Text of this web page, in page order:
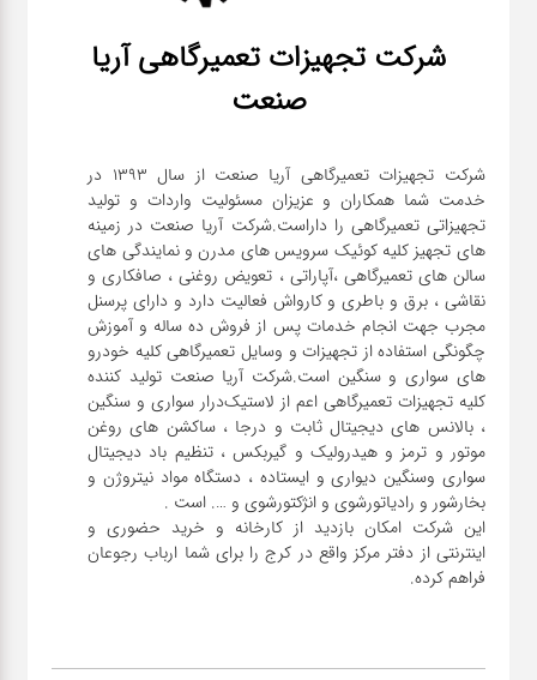
شرکت تجهیزات تعمیرگاهی آریا
صنعت
شرکت تجهیزات تعمیرگاهی آریا صنعت از سال ۱۳۹۳ در
خدمت شما همکاران و عزیزان مسئولیت واردات و تولید
تجهیزاتی تعمیرگاهی را داراست.شرکت آریا صنعت در زمینه
های تجهیز کلیه کوئیک سرویس های مدرن و نمایندگی های
سالن های تعمیرگاهی ،آپاراتی ، تعویض روغنی ، صافکاری و
نقاشی ، برق و باطری و کارواش فعالیت دارد و دارای پرسنل
مجرب جهت انجام خدمات پس از فروش ده ساله و آموزش
چگونگی استفاده از تجهیزات و وسایل تعمیرگاهی کلیه خودرو
های سواری و سنگین است.شرکت آریا صنعت تولید کننده
کلیه تجهیزات تعمیرگاهی اعم از لاستیک‌درار سواری و ‌سنگین
، بالانس های دیجیتال ثابت و درجا ، ساکشن های روغن
موتور و ترمز و هیدرولیک و گیربکس ، تنظیم باد دیجیتال
سواری و‌سنگین دیواری و ایستاده ، دستگاه مواد نیتروژن و
این شرکت امکان بازدید از کارخانه و خرید حضوری و
اینترنتی از دفتر مرکز واقع در کرج را برای شما ارباب رجوعان
فراهم کرده.